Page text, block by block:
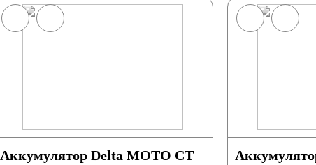
Аккумулятор Delta МОТО CT